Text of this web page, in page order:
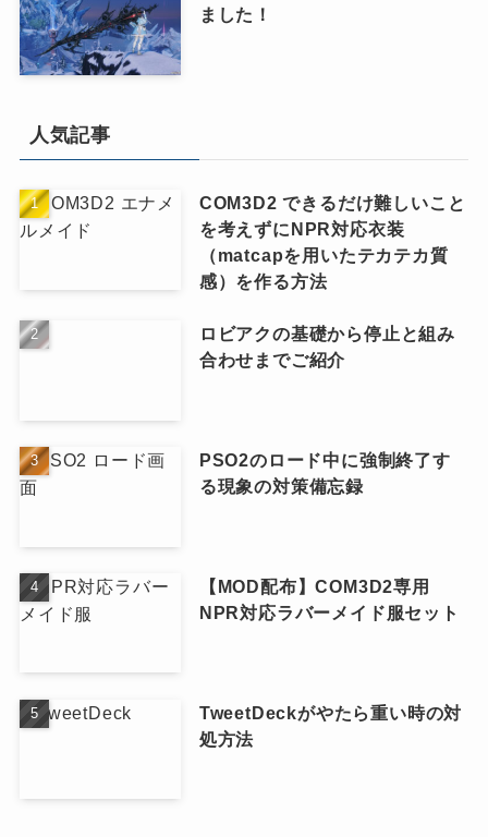
ました！
人気記事
COM3D2 できるだけ難しいこと
を考えずにNPR対応衣装
（matcapを用いたテカテカ質
感）を作る方法
ロビアクの基礎から停止と組み
合わせまでご紹介
PSO2のロード中に強制終了す
る現象の対策備忘録
【MOD配布】COM3D2専用
NPR対応ラバーメイド服セット
TweetDeckがやたら重い時の対
処方法